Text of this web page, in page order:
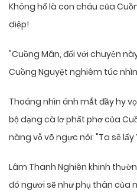
Không hổ là con cháu của
diệp!
"Cuồng Mân, đối với chuyện
Cuồng Nguyệt nghiêm túc
Thoáng nhìn ánh mắt đầy hy
bộ dạng cà lơ phất phơ của
nàng vỗ võ ngực nói: "Ta sẽ lấy
Lâm Thanh Nghiên khinh
đó ngươi sẽ như phụ thân của